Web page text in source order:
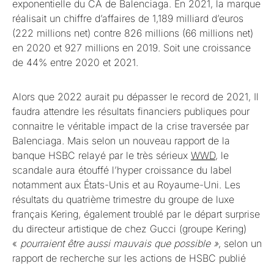
exponentielle du CA de Balenciaga. En 2021, la marque
réalisait un chiffre d’affaires de 1,189 milliard d’euros
(222 millions net) contre 826 millions (66 millions net)
en 2020 et 927 millions en 2019. Soit une croissance
de 44% entre 2020 et 2021.
Alors que 2022 aurait pu dépasser le record de 2021, Il
faudra attendre les résultats financiers publiques pour
connaitre le véritable impact de la crise traversée par
Balenciaga. Mais selon un nouveau rapport de la
banque HSBC relayé par le très sérieux WWD, le
scandale aura étouffé l’hyper croissance du label
notamment aux États-Unis et au Royaume-Uni. Les
résultats du quatrième trimestre du groupe de luxe
français Kering, également troublé par le départ surprise
du directeur artistique de chez Gucci (groupe Kering)
« pourraient être aussi mauvais que possible », selon un
rapport de recherche sur les actions de HSBC publié